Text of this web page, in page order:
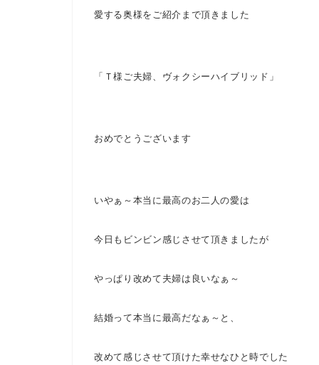
愛する奥様をご紹介まで頂きました
「Ｔ様ご夫婦、ヴォクシーハイブリッド」
おめでとうございます
いやぁ～ 本当に最高のお二人の愛は
今日もビンビン感じさせて頂きましたが
やっぱり改めて夫婦は良いなぁ～
結婚って本当に最高だなぁ～ と、
改めて感じさせて頂けた幸せなひと時でした